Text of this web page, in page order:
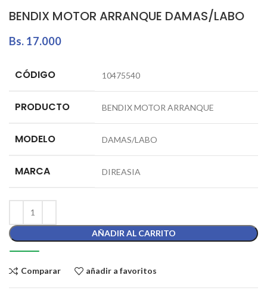
BENDIX MOTOR ARRANQUE DAMAS/LABO
Bs. 17.000
CÓDIGO 10475540
PRODUCTO BENDIX MOTOR ARRANQUE
MODELO DAMAS/LABO
MARCA DIREASIA
AÑADIR AL CARRITO
Comparar añadir a favoritos